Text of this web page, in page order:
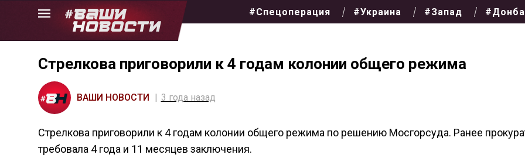
Skip
#Спецоперация #Украина #Запад
Стрелкова приговорили к 4 годам колонии общего режима
ВАШИ НОВОСТИ 3 года назад
Стрелкова приговорили к 4 годам колонии общего режима по решению Мосгорсуда. Ранее
требовала 4 года и 11 месяцев заключения.